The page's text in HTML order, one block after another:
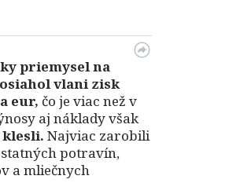
priemysel na
vlani zisk
eur, čo je viac než v
aj náklady však
Najviac zarobili
potravín,
a mliečnych